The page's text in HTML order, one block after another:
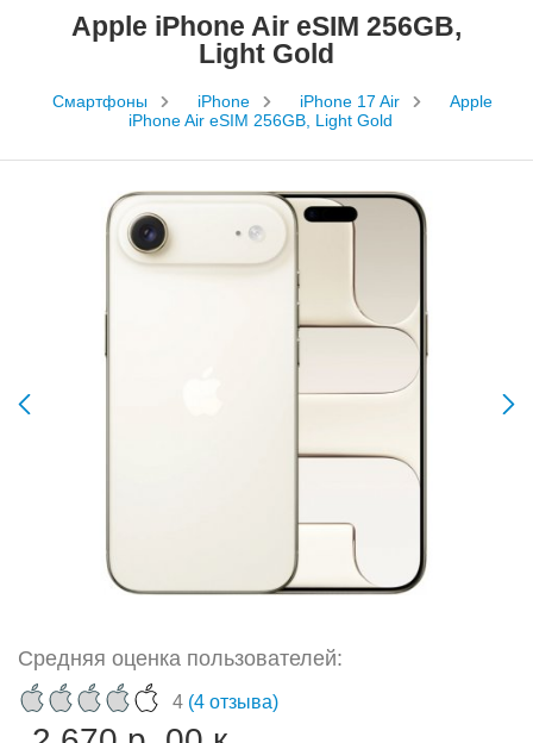
Apple iPhone Air eSIM 256GB,
Light Gold
Смартфоны iPhone iPhone 17 Air
Apple
iPhone Air eSIM 256GB, Light Gold
Средняя оценка пользователей:
4 (4 отзыва)